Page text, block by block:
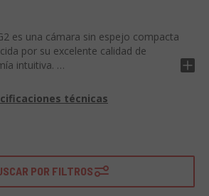
es una cámara sin espejo compacta
por su excelente calidad de
intuitiva.
Live MOS de 12.1
claras y detalladas, una
creativos para personalizar tus
técnicas
POR FILTROS